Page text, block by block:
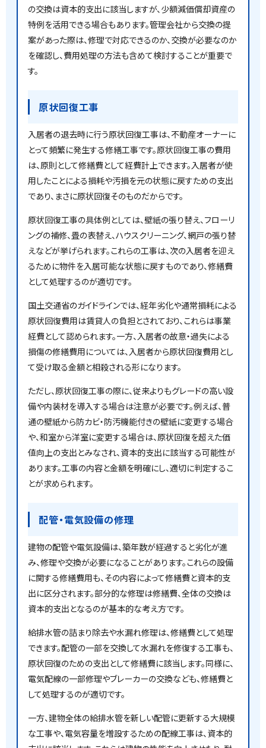
の交換は資本的支出に該当しますが、少額減価償却資産の
特例を活用できる場合もあります。管理会社から交換の提
案があった際は、修理で対応できるのか、交換が必要なのか
を確認し、費用処理の方法も含めて検討することが重要で
す。
原状回復工事
入居者の退去時に行う原状回復工事は、不動産オーナーに
とって頻繁に発生する修繕工事です。原状回復工事の費用
は、原則として修繕費として経費計上できます。入居者が使
用したことによる損耗や汚損を元の状態に戻すための支出
であり、まさに原状回復そのものだからです。
原状回復工事の具体例としては、壁紙の張り替え、フローリ
ングの補修、畳の表替え、ハウスクリーニング、網戸の張り替
えなどが挙げられます。これらの工事は、次の入居者を迎え
るために物件を入居可能な状態に戻すものであり、修繕費
として処理するのが適切です。
国土交通省のガイドラインでは、経年劣化や通常損耗による
原状回復費用は賃貸人の負担とされており、これらは事業
経費として認められます。一方、入居者の故意・過失による
損傷の修繕費用については、入居者から原状回復費用とし
て受け取る金額と相殺される形になります。
ただし、原状回復工事の際に、従来よりもグレードの高い設
備や内装材を導入する場合は注意が必要です。例えば、普
通の壁紙から防カビ・防汚機能付きの壁紙に変更する場合
や、和室から洋室に変更する場合は、原状回復を超えた価
値向上の支出とみなされ、資本的支出に該当する可能性が
あります。工事の内容と金額を明確にし、適切に判定するこ
とが求められます。
配管・電気設備の修理
建物の配管や電気設備は、築年数が経過すると劣化が進
み、修理や交換が必要になることがあります。これらの設備
に関する修繕費用も、その内容によって修繕費と資本的支
出に区分されます。部分的な修理は修繕費、全体の交換は
資本的支出となるのが基本的な考え方です。
給排水管の詰まり除去や水漏れ修理は、修繕費として処理
できます。配管の一部を交換して水漏れを修復する工事も、
原状回復のための支出として修繕費に該当します。同様に、
電気配線の一部修理やブレーカーの交換なども、修繕費と
して処理するのが適切です。
一方、建物全体の給排水管を新しい配管に更新する大規模
な工事や、電気容量を増設するための配線工事は、資本的